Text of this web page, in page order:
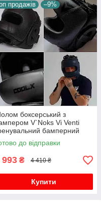
продажів –9%
боксерський з
V`Noks Vi Venti
бамперний
для боксу та
до відправки
993 ₴ 4 410 ₴
Купити